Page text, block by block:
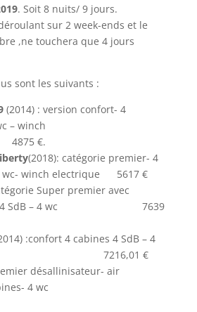
. Soit 8 nuits/ 9 jours.
sur 2 week-ends et le
,ne touchera que 4 jours
sont les suivants :
(2014) : version confort- 4
– winch
€.
(2018): catégorie premier- 4
wc- winch electrique 5617 €
Super premier avec
– 4 SdB – 4 wc 7639
:confort 4 cabines 4 SdB – 4
€
désallinisateur- air
4 cabines- 4 wc